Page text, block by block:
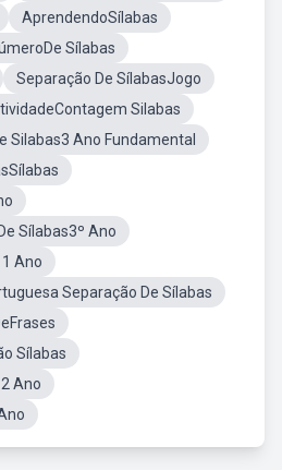
AprendendoSílabas
Sílabas
Separação De SílabasJogo
Silabas
Silabas3 Ano Fundamental
Sílabas3º Ano
Ano
Separação De Sílabas
Sílabas
Ano